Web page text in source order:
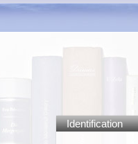
Identification